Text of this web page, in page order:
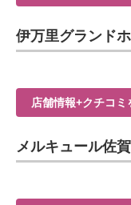
伊万里グランド
店舗情報+クチコミ
メルキュール佐